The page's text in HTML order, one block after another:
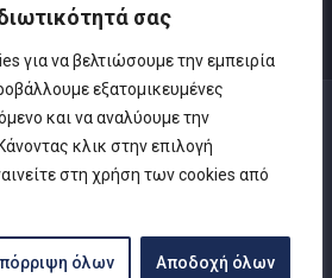
σας
για να βελτιώσουμε την εμπειρία
εξατομικευμένες
και να αναλύουμε την
κλικ στην επιλογή
στη χρήση των cookies από
όλων Αποδοχή όλων
ΙΚΕ | Designed and developed by
Υπαναχώρησης